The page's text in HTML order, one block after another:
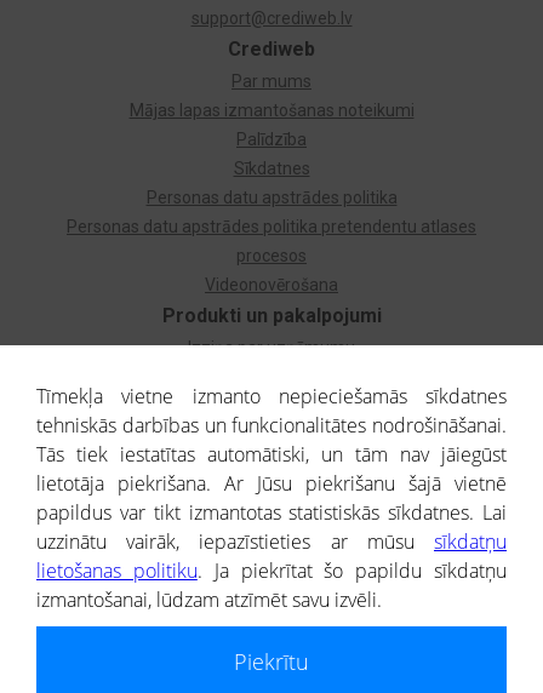
Produkti un pakalpojumi
Izziņa par uzņēmumu
Dzimtas koks
Uzņēmumu atlase
Monitorings
Kredītizziņa par ārvalstu uzņēmumiem
Crediweb
Par mums
Mājas lapas izmantošanas noteikumi
Palīdzība
Sīkdatnes
Personas datu apstrādes politika
Personas datu apstrādes politika pretendentu atlases
procesos
Videonovērošana
support@crediweb.lv
® CREDITREFORM Latvija
SIA
Tīmekļa vietne izmanto nepieciešamās sīkdatnes
tehniskās darbības un funkcionalitātes nodrošināšanai.
Tās tiek iestatītas automātiski, un tām nav jāiegūst
lietotāja piekrišana. Ar Jūsu piekrišanu šajā vietnē
papildus var tikt izmantotas statistiskās sīkdatnes. Lai
uzzinātu vairāk, iepazīstieties ar mūsu sīkdatņu
lietošanas politiku. Ja piekrītat šo papildu sīkdatņu
izmantošanai, lūdzam atzīmēt savu izvēli.
Piekrītu